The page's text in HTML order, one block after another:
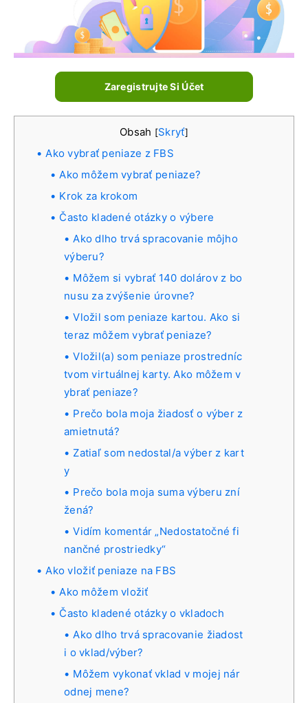
Zaregistrujte Si Účet
Obsah [Skryť]
Ako vybrať peniaze z FBS
Ako môžem vybrať peniaze?
Krok za krokom
Často kladené otázky o výbere
Ako dlho trvá spracovanie môjho
výberu?
Môžem si vybrať 140 dolárov z bo
nusu za zvýšenie úrovne?
Vložil som peniaze kartou. Ako si
teraz môžem vybrať peniaze?
Vložil(a) som peniaze prostredníc
tvom virtuálnej karty. Ako môžem v
ybrať peniaze?
Prečo bola moja žiadosť o výber z
amietnutá?
Zatiaľ som nedostal/a výber z kart
y
Prečo bola moja suma výberu zní
žená?
Vidím komentár „Nedostatočné fi
nančné prostriedky“
Ako vložiť peniaze na FBS
Ako môžem vložiť
Často kladené otázky o vkladoch
Ako dlho trvá spracovanie žiadost
i o vklad/výber?
Môžem vykonať vklad v mojej nár
odnej mene?